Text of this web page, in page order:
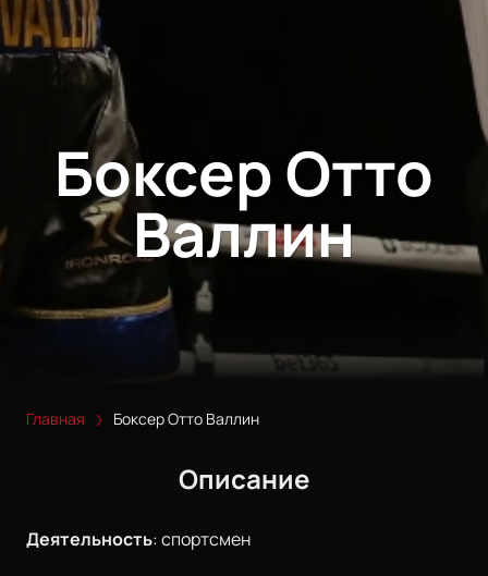
Боксер Отто
Валлин
Главная Боксер Отто Валлин
Описание
Деятельность:спортсмен